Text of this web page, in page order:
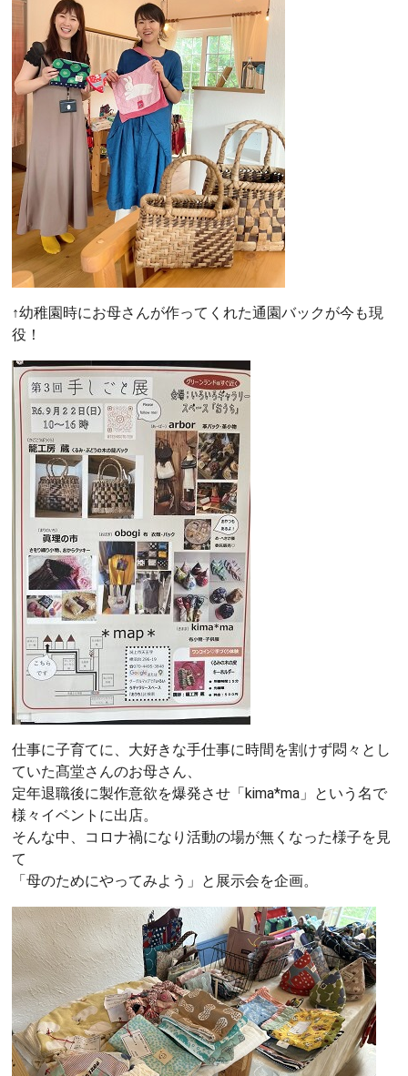
↑幼稚園時にお母さんが作ってくれた通園バックが今も現
役！
仕事に子育てに、大好きな手仕事に時間を割けず悶々とし
ていた髙堂さんのお母さん、
定年退職後に製作意欲を爆発させ「kima*ma」という名で
様々イベントに出店。
そんな中、コロナ禍になり活動の場が無くなった様子を見
て
「母のためにやってみよう」と展示会を企画。